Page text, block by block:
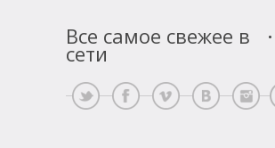
Все самое свежее в
сети